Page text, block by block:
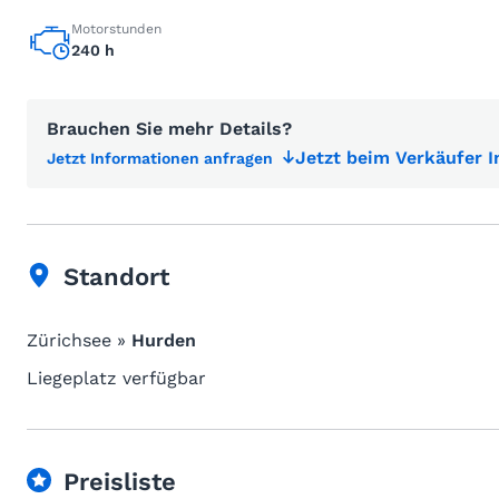
Motorstunden
240 h
Brauchen Sie mehr Details?
Jetzt Informationen anfragen Jetzt beim Verkäufer
Standort
Zürichsee » Hurden
Liegeplatz verfügbar
Preisliste